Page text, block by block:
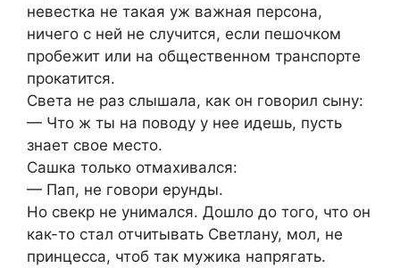
невестка не такая уж важная персона,
ничего с ней не случится, если пешочком
пробежит или на общественном транспорте
прокатится.
Света не раз слышала, как он говорил сыну:
— Что ж ты на поводу у нее идешь, пусть
знает свое место.
Сашка только отмахивался:
— Пап, не говори ерунды.
Но свекр не унимался. Дошло до того, что он
как-то стал отчитывать Светлану, мол, не
принцесса, чтоб так мужика напрягать.